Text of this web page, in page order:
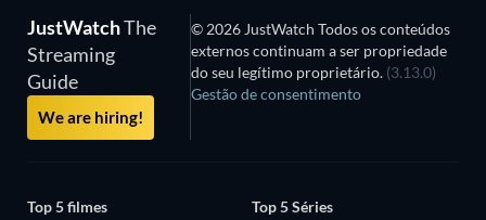
JustWatchThe
Streaming
Guide
We are hiring!
© 2026 JustWatch Todos os conteúdos
externos continuam a ser propriedade
do seu legítimo proprietário. (3.13.0)
Gestão de consentimento
Top 5 filmes
Top 5 Séries